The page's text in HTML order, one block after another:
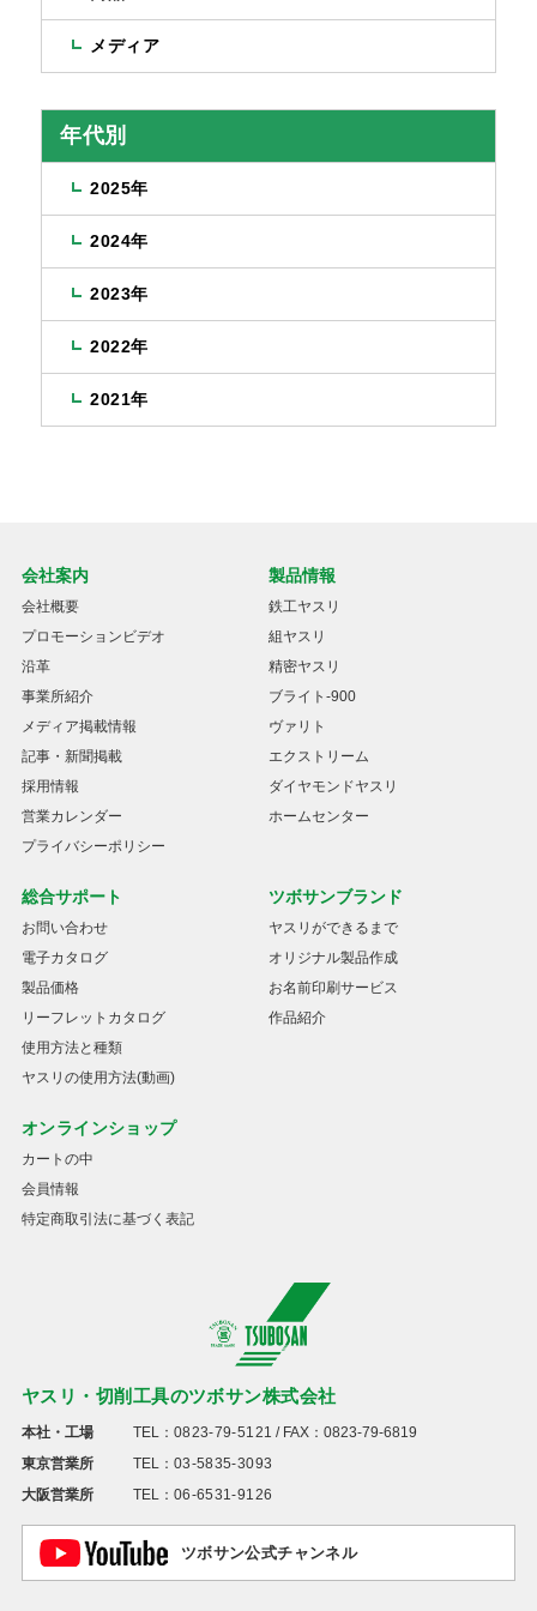
メディア
年代別
2025年
2024年
2023年
2022年
2021年
ヤスリ・切削工具のツボサン株式会社
本社・工場 TEL： 0823-79-5121 / FAX：0823-79-6819
東京営業所
TEL： 03-5835-3093
大阪営業所
TEL： 06-6531-9126
ツボサン公式チャンネル
会社案内
会社概要
プロモーションビデオ
沿革
事業所紹介
メディア掲載情報
記事・新聞掲載
採用情報
営業カレンダー
プライバシーポリシー
製品情報
鉄工ヤスリ
組ヤスリ
精密ヤスリ
ブライト-900
ヴァリト
エクストリーム
ダイヤモンドヤスリ
ホームセンター
総合サポート
お問い合わせ
電子カタログ
製品価格
リーフレットカタログ
使用方法と種類
ヤスリの使用方法(動画)
ツボサンブランド
ヤスリができるまで
オリジナル製品作成
お名前印刷サービス
作品紹介
オンラインショップ
カートの中
会員情報
特定商取引法に基づく表記